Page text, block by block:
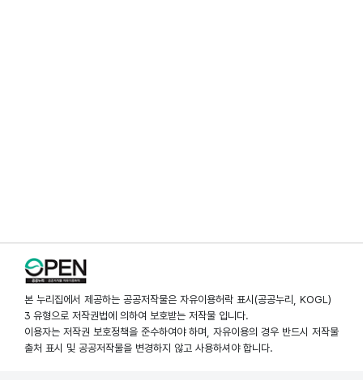
본 누리집에서 제공하는 공공저작물은 자유이용허락 표시(공공누리, KOGL)
3 유형으로 저작권법에 의하여 보호받는 저작물 입니다.
이용자는 저작권 보호정책을 준수하여야 하며, 자유이용의 경우 반드시 저작물
출처 표시 및 공공저작물을 변경하지 않고 사용하셔야 합니다.